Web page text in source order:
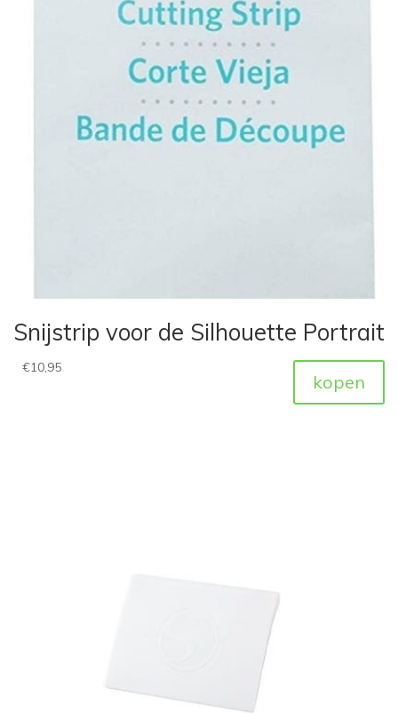
Snijstrip voor de Silhouette Portrait
€10,95
kopen